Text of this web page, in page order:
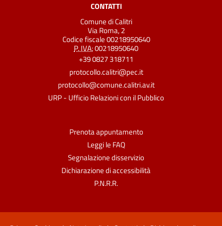
CONTATTI
Comune di Calitri
Via Roma, 2
Codice fiscale 00218950640
P. IVA:00218950640
+39 0827 318711
protocollo.calitri@pec.it
protocollo@comune.calitri.av.it
URP - Ufficio Relazioni con il Pubblico
Prenota appuntamento
Leggi le FAQ
Segnalazione disservizio
Dichiarazione di accessibilità
P.N.R.R.